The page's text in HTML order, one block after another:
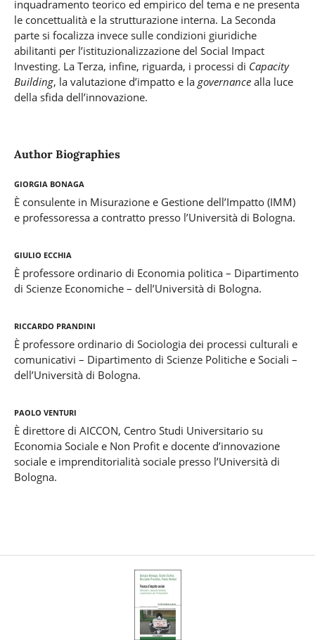
inquadramento teorico ed empirico del tema e ne presenta
le concettualità e la strutturazione interna. La Seconda
parte si focalizza invece sulle condizioni giuridiche
abilitanti per l’istituzionalizzazione del Social Impact
Investing. La Terza, infine, riguarda, i processi di Capacity
Building, la valutazione d’impatto e la governancealla luce
della sfida dell’innovazione.
Author Biographies
Giorgia Bonaga
È consulente in Misurazione e Gestione dell’Impatto (IMM)
e professoressa a contratto presso l’Università di Bologna.
Giulio Ecchia
È professore ordinario di Economia politica – Dipartimento
di Scienze Economiche – dell’Università di Bologna.
Riccardo Prandini
È professore ordinario di Sociologia dei processi culturali e
comunicativi – Dipartimento di Scienze Politiche e Sociali –
dell’Università di Bologna.
Paolo Venturi
È direttore di AICCON, Centro Studi Universitario su
Economia Sociale e Non Profit e docente d’innovazione
sociale e imprenditorialità sociale presso l’Università di
Bologna.